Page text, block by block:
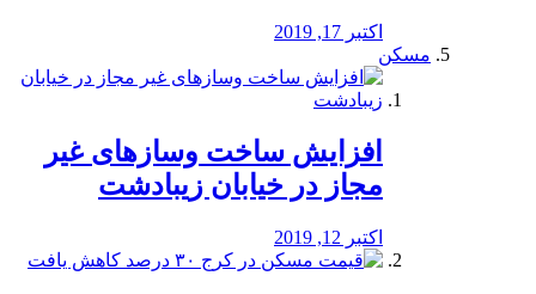
اکتبر 17, 2019
مسکن
افزایش ساخت وسازهای غیر
مجاز در خیابان زیبادشت
اکتبر 12, 2019